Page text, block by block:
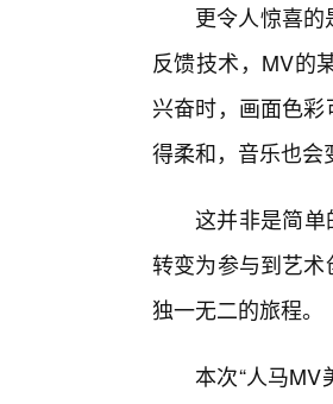
更令人惊喜的
反馈技术，MV的
兴奋时，画面色
得柔和，音乐也会
这并非是简单
转变为参与到艺
独一无二的旅程。
本次“人马MV